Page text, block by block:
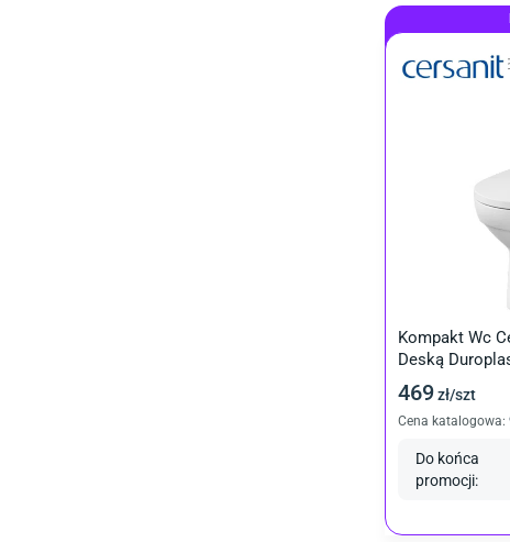
Kompakt Wc
Deską
469zł/szt
Cena katalogowa:
Do końca
promocji: